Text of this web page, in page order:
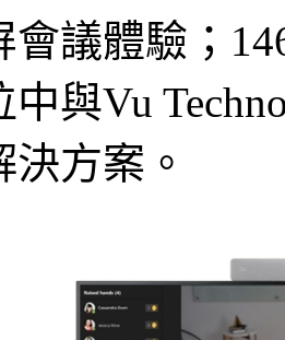
會議體驗；
與Vu
方案。